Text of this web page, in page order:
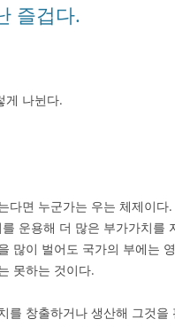
즐겁다.
게 나뉜다.
다면 누군가는 우는 체제이다
운용해 더 많은 부가가치를
많이 벌어도 국가의 부에는
못하는 것이다.
를 창출하거나 생산해 그것을